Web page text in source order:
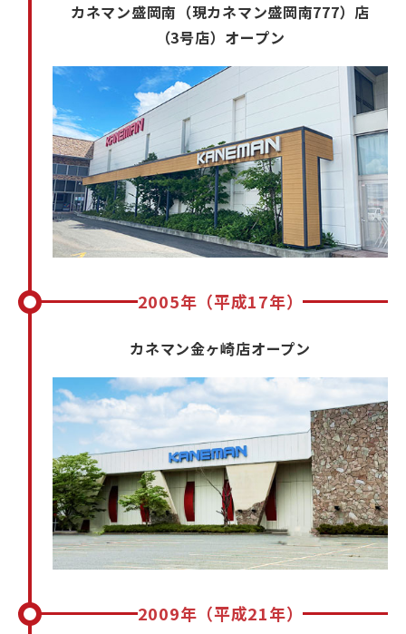
カネマン盛岡南（現カネマン盛岡南777）店
（3号店）オープン
2005年（平成17年）
カネマン金ヶ崎店オープン
2009年（平成21年）